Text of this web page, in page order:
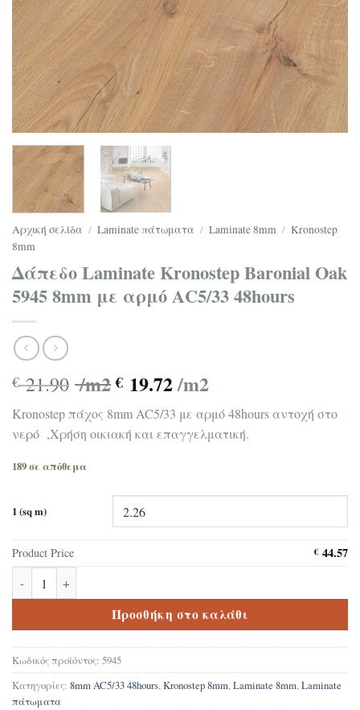
Αρχική σελίδα / Laminate πάτωματα / Laminate 8mm / Kronostep
8mm
Δάπεδο Laminate Kronostep Baronial Oak
5945 8mm με αρμό ΑC5/33 48hours
€21.90 /m2 € 19.72/m2
Kronostep πάχος 8mm AC5/33 με αρμό 48hours αντοχή στο
νερό ,Χρήση οικιακή και επαγγελματική.
189 σε απόθεμα
1 (sq m)
Product Price €44.57
Δάπεδο Laminate Kronostep Baronial Oak 5945 8mm με αρμό
Προσθήκη στο καλάθι
Κωδικός προϊόντος: 5945
Κατηγορίες: 8mm AC5/33 48hours,Kronostep 8mm,Laminate 8mm,Laminate
πάτωματα